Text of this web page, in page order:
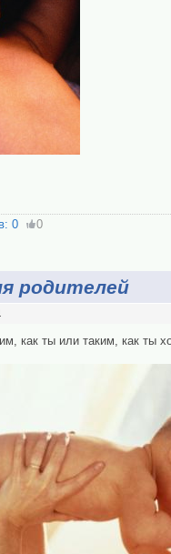
0 0
родителей
как ты или таким, как ты